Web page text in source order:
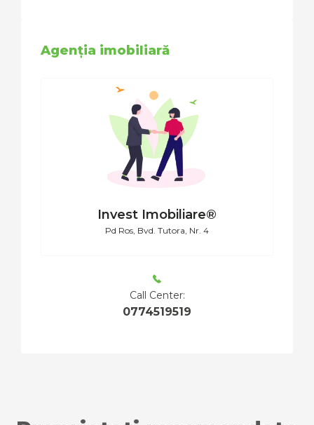
Agenția imobiliară
Invest Imobiliare®
Pd Ros, Bvd. Tutora, Nr. 4
Call Center:
0774519519